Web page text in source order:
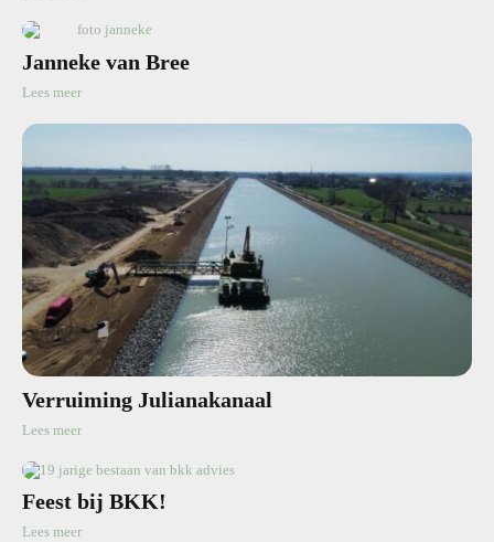
Janneke van Bree
Lees meer
Verruiming Julianakanaal
Lees meer
Feest bij BKK!
Lees meer